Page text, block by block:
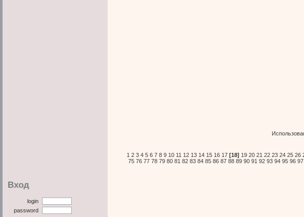
Вход
login
password
1 2 3 4 5 6 7 8 9 10 11 12 13 14 15 16 17 [18] 19 20 21 22 23 24 25 26
75 76 77 78 79 80 81 82 83 84 85 86 87 88 89 90 91 92 93 94 95 96 97